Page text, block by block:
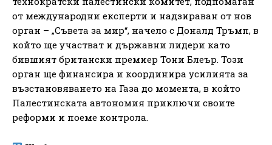
от международни експерти и надзираван от нов
орган – „Съвета за мир“, начело с Доналд Тръмп, в
който ще участват и държавни лидери като
бившият британски премиер Тони Блеър. Този
орган ще финансира и координира усилията за
възстановяването на Газа до момента, в който
Палестинската автономия приключи своите
реформи и поеме контрола.